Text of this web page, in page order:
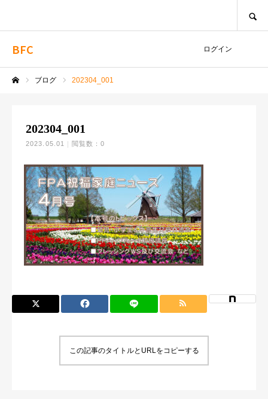
BFC ログイン
ブログ 202304_001
202304_001
2023.05.01 閲覧数：0
この記事のタイトルとURLをコピーする